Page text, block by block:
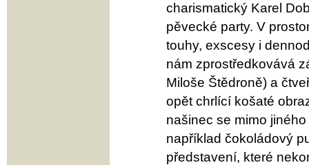
charismatický Karel
pěvecké party. V
touhy, exscesy i
nám zprostředkovává
Miloše Štědroně) a
opět chrlící košaté
našinec se mimo
například čokoládový
představení, které